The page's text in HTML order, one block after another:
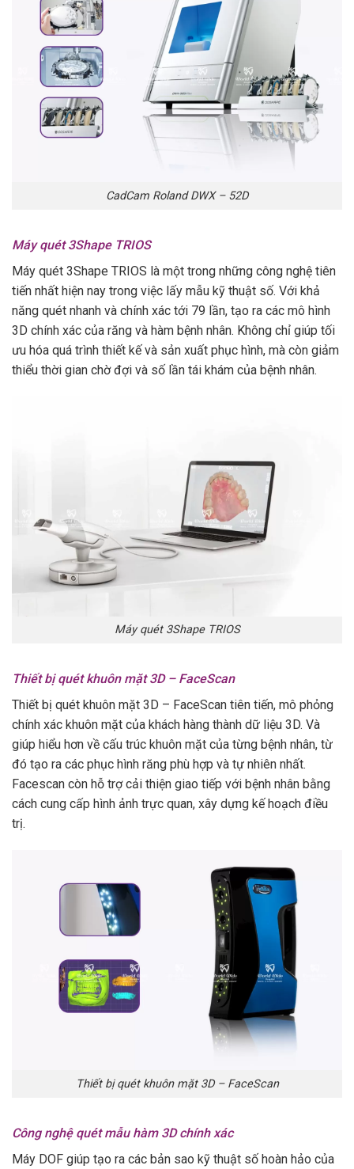
CadCam Roland DWX – 52D
Máy quét 3Shape TRIOS
Máy quét 3Shape TRIOS là một trong những công nghệ tiên
tiến nhất hiện nay trong việc lấy mẫu kỹ thuật số. Với khả
năng quét nhanh và chính xác tới 79 lần, tạo ra các mô hình
3D chính xác của răng và hàm bệnh nhân. Không chỉ giúp tối
ưu hóa quá trình thiết kế và sản xuất phục hình, mà còn giảm
thiểu thời gian chờ đợi và số lần tái khám của bệnh nhân.
Máy quét 3Shape TRIOS
Thiết bị quét khuôn mặt 3D – FaceScan
Thiết bị quét khuôn mặt 3D – FaceScan tiên tiến, mô phỏng
chính xác khuôn mặt của khách hàng thành dữ liệu 3D. Và
giúp hiểu hơn về cấu trúc khuôn mặt của từng bệnh nhân, từ
đó tạo ra các phục hình răng phù hợp và tự nhiên nhất.
Facescan còn hỗ trợ cải thiện giao tiếp với bệnh nhân bằng
cách cung cấp hình ảnh trực quan, xây dựng kế hoạch điều
trị.
Thiết bị quét khuôn mặt 3D – FaceScan
Công nghệ quét mẫu hàm 3D chính xác
Máy DOF giúp tạo ra các bản sao kỹ thuật số hoàn hảo của